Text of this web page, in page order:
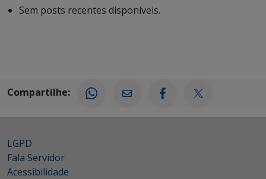
Sem posts recentes disponíveis.
Compartilhe:
LGPD
Fala Servidor
Acessibilidade